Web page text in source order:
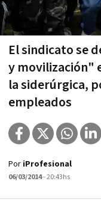
El sindicato se
y movilización"
la siderúrgica,
empleados
Por iProfesional
06/03/2014- 20:43hs